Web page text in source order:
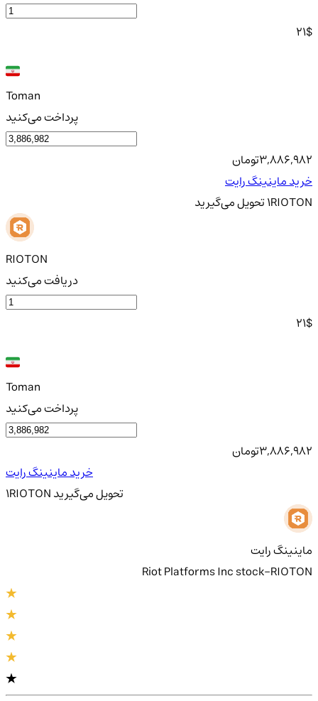
21$
Toman
پرداخت می‌کنید
3,886,982تومان
خرید ماینینگ رایت
1RIOTONتحویلمی‌گیرید
RIOTON
دریافت می‌کنید
21$
Toman
پرداخت می‌کنید
3,886,982تومان
خرید ماینینگ رایت
1RIOTON تحویلمی‌گیرید
ماینینگ رایت
Riot Platforms Inc stock-RIOTON